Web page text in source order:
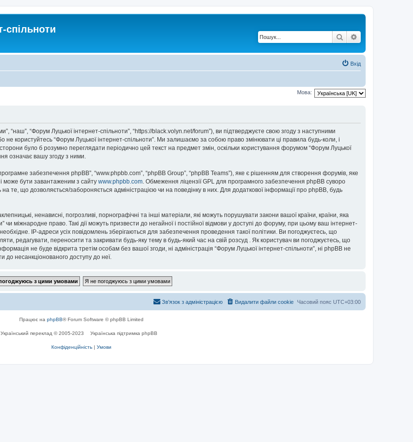
спільноти
Пошук
Вхід
Мова:
“наш”, “Форум Луцької інтернет-спільноти”, “https://black.volyn.net/forum”), ви підтверджуєте свою згоду з наступними
користуйтесь “Форум Луцької інтернет-спільноти”. Ми залишаємо за собою право змінювати ці правила будь-коли, і
було б розумно переглядати періодично цей текст на предмет змін, оскільки користування форумом “Форум Луцької
означає вашу згоду з ними.
забезпечення phpBB”, “www.phpbb.com”, “phpBB Group”, “phpBB Teams”), яке є рішенням для створення форумів, яке
і може бути завантаженим з сайту www.phpbb.com. Обмеження ліцензії GPL для програмного забезпечення phpBB суворо
на те, що дозволяється/забороняється адміністрацією чи на поведінку в них. Для додаткової інформації про phpBB, будь
ненависні, погрозливі, порнографічні та інші матеріали, які можуть порушувати закони вашої країни, країни, яка
міжнародне право. Такі дії можуть призвести до негайної і постійної відмови у доступі до форуму, при цьому ваш інтернет-
IP-адреси усіх повідомлень зберігаються для забезпечення проведення такої політики. Ви погоджуєтесь, що
редагувати, переносити та закривати будь-яку тему в будь-який час на свій розсуд . Як користувач ви погоджуєтесь, що
не буде відкрита третім особам без вашої згоди, ні адміністрація “Форум Луцької інтернет-спільноти”, ні phpBB не
до несанкціонованого доступу до неї.
Часовий пояс UTC+03:00
Видалити файли cookie
Зв'язок з адміністрацією
Працює на phpBB® Forum Software © phpBB Limited
Український переклад © 2005-2023 Українська підтримка phpBB
Конфіденційність | Умови